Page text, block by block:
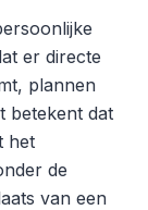
er directe
plannen
betekent dat
het
de
van een